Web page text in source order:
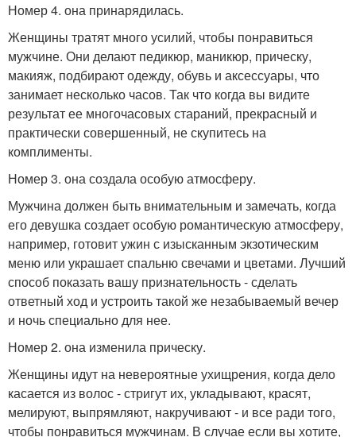
Номер 4. она принарядилась.
Женщины тратят много усилий, чтобы понравиться
мужчине. Они делают педикюр, маникюр, прическу,
макияж, подбирают одежду, обувь и аксессуары, что
занимает несколько часов. Так что когда вы видите
результат ее многочасовых стараний, прекрасный и
практически совершенный, не скупитесь на
комплименты.
Номер 3. она создала особую атмосферу.
Мужчина должен быть внимательным и замечать, когда
его девушка создает особую романтическую атмосферу,
например, готовит ужин с изысканным экзотическим
меню или украшает спальню свечами и цветами. Лучший
способ показать вашу признательность - сделать
ответный ход и устроить такой же незабываемый вечер
и ночь специально для нее.
Номер 2. она изменила прическу.
Женщины идут на невероятные ухищрения, когда дело
касается из волос - стригут их, укладывают, красят,
мелируют, выпрямляют, накручивают - и все ради того,
чтобы понравиться мужчинам. В случае если вы хотите,